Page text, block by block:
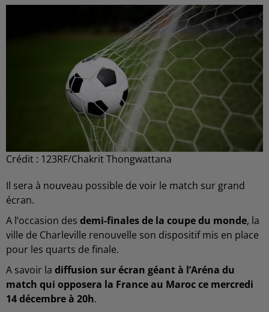
Crédit : 123RF/Chakrit Thongwattana
Il sera à nouveau possible de voir le match sur grand
écran.
A l’occasion des demi-finales de la coupe du monde, la
ville de Charleville renouvelle son dispositif mis en place
pour les quarts de finale.
A savoir la diffusion sur écran géant à l’Aréna du
match qui opposera la France au Maroc ce mercredi
14 décembre à 20h.